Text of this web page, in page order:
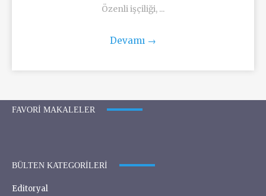
Özenli işçiliği, ...
Devamı →
FAVORI MAKALELER
BÜLTEN KATEGORILERI
Editoryal